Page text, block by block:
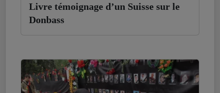
Livre témoignage d’un Suisse sur le
Donbass